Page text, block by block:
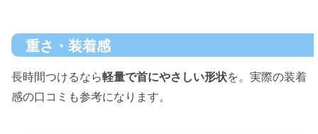
重さ・装着感
長時間つけるなら軽量で首にやさしい形状を。実際の装着
感の口コミも参考になります。